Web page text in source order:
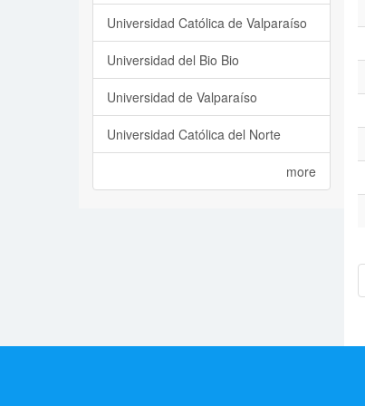
Universidad Católica de Valparaíso
Universidad del Bio Bio
Universidad de Valparaíso
Universidad Católica del Norte
more